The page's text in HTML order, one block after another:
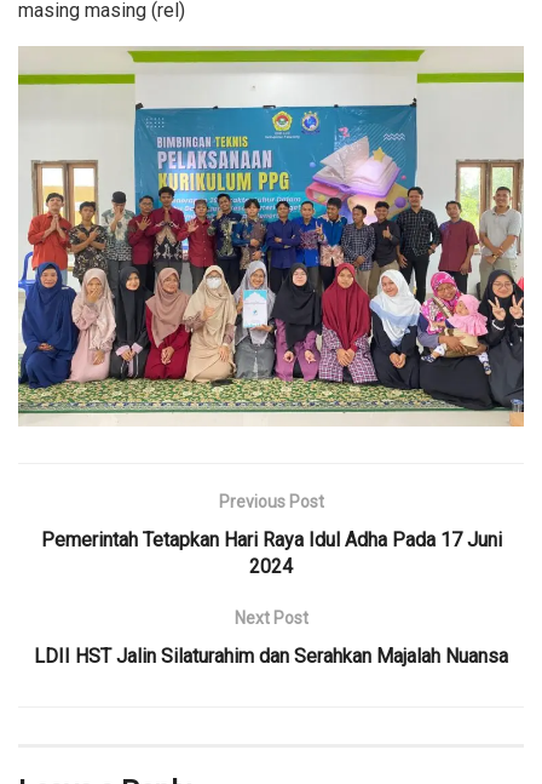
masing masing (rel)
Previous Post
Pemerintah Tetapkan Hari Raya Idul Adha Pada 17 Juni
2024
Next Post
LDII HST Jalin Silaturahim dan Serahkan Majalah Nuansa